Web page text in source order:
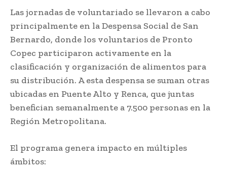
Las jornadas de voluntariado se llevaron a cabo
principalmente en la Despensa Social de San
Bernardo, donde los voluntarios de Pronto
Copec participaron activamente en la
clasificación y organización de alimentos para
su distribución. A esta despensa se suman otras
ubicadas en Puente Alto y Renca, que juntas
benefician semanalmente a 7.500 personas en la
Región Metropolitana.
El programa genera impacto en múltiples
ámbitos: